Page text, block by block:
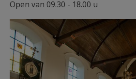
Open van 09.30 - 18.00 u